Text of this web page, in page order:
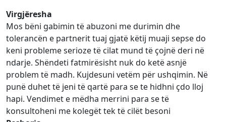
Virgjëresha
Mos bëni gabimin të abuzoni me durimin dhe
tolerancën e partnerit tuaj gjatë këtij muaji sepse do
keni probleme serioze të cilat mund të çojnë deri në
ndarje. Shëndeti fatmirësisht nuk do ketë asnjë
problem të madh. Kujdesuni vetëm për ushqimin. Në
punë duhet të jeni të qartë para se te hidhni çdo lloj
hapi. Vendimet e mëdha merrini para se të
konsultoheni me kolegët tek të cilët besoni